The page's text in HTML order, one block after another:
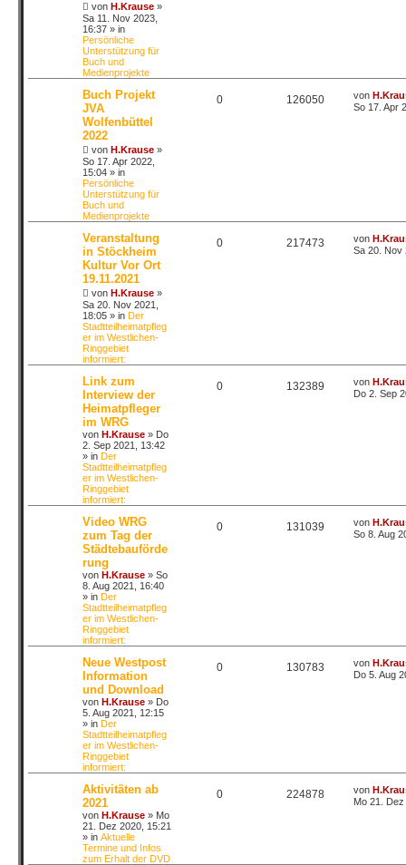
von H.Krause »
Sa 11. Nov 2023,
16:37 » in
Persönliche
Unterstützung für
Buch und
Medienprojekte
Buch Projekt
JVA
Wolfenbüttel
2022
von H.Krause »
So 17. Apr 2022,
15:04 » in
Persönliche
Unterstützung für
Buch und
Medienprojekte
0 126050 von
So 17. Apr
Veranstaltung
in Stöckheim
Kultur Vor Ort
19.11.2021
von H.Krause »
Sa 20. Nov 2021,
18:05 » in Der
Stadtteilheimatpfleg
er im Westlichen-
Ringgebiet
informiert:
0 217473 von
Sa 20. Nov
Link zum
Interview der
Heimatpfleger
im WRG
von H.Krause » Do
2. Sep 2021, 13:42
» in Der
Stadtteilheimatpfleg
er im Westlichen-
Ringgebiet
informiert:
0 132389 von
Do 2. Sep
Video WRG
zum Tag der
Städtebauförde
rung
von H.Krause » So
8. Aug 2021, 16:40
» in Der
Stadtteilheimatpfleg
er im Westlichen-
Ringgebiet
informiert:
0 131039 von
So 8. Aug
Neue Westpost
Information
und Download
von H.Krause » Do
5. Aug 2021, 12:15
» in Der
Stadtteilheimatpfleg
er im Westlichen-
Ringgebiet
informiert:
0 130783 von
Do 5. Aug
Aktivitäten ab
2021
von H.Krause » Mo
21. Dez 2020, 15:21
» in Aktuelle
Termine und Infos
zum Erhalt der DVD
0 224878 von
Mo 21.